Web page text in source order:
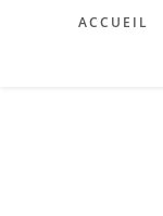
ACCUEIL